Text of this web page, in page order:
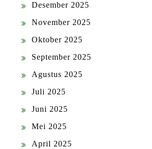
Desember 2025
November 2025
Oktober 2025
September 2025
Agustus 2025
Juli 2025
Juni 2025
Mei 2025
April 2025